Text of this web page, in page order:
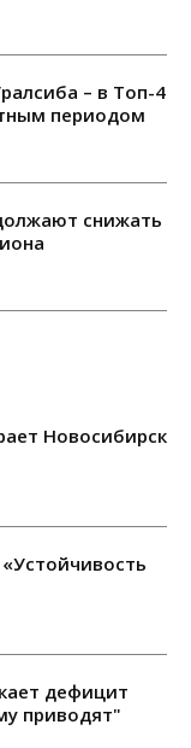
– в Топ-4
периодом
снижать
Новосибирск
дефицит
приводят"